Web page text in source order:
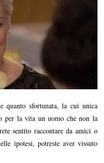
sfortunata, la cui unica
per la vita un uomo che non la
sentito raccontare da amici o
ipotesi, potreste aver vissuto